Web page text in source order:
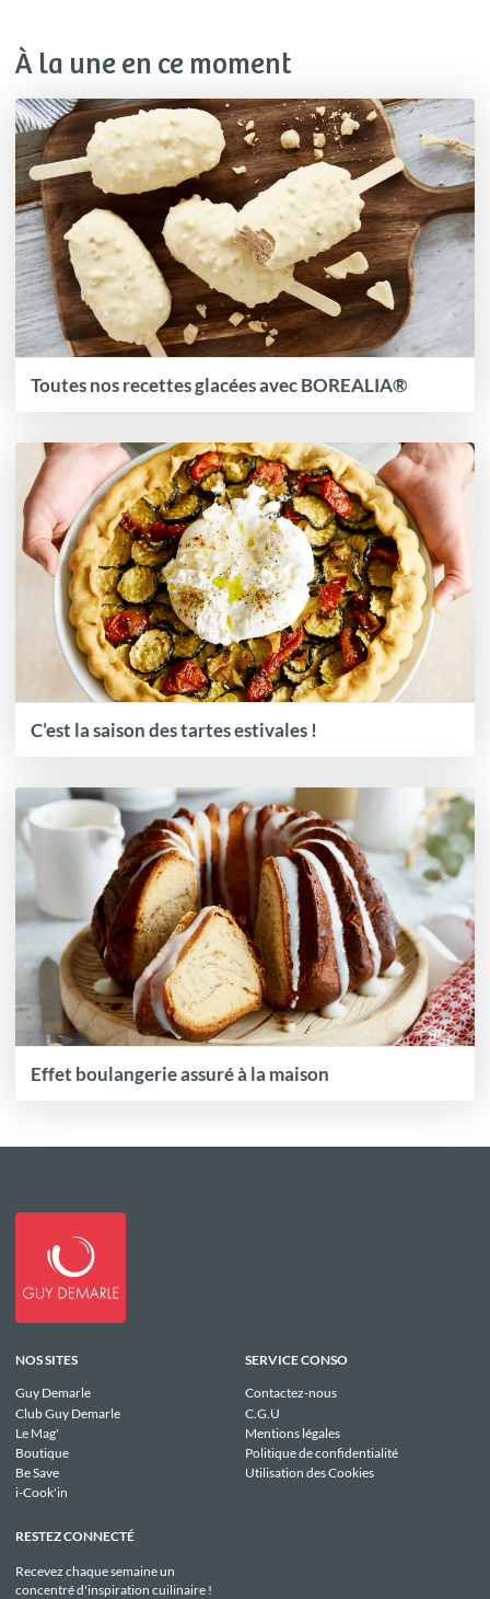
À la une en ce moment
Toutes nos recettes glacées avec BOREALIA®
C’est la saison des tartes estivales !
Effet boulangerie assuré à la maison
NOS SITES
Guy Demarle
Club Guy Demarle
Le Mag'
Boutique
Be Save
i-Cook'in
SERVICE CONSO
Contactez-nous
C.G.U
Mentions légales
Politique de confidentialité
Utilisation des Cookies
RESTEZ CONNECTÉ
Recevez chaque semaine un
concentré d'inspiration cuilinaire !